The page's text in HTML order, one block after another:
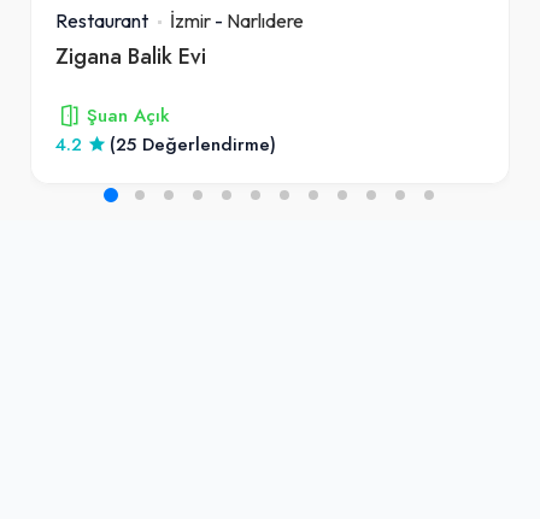
Restaurant İzmir - Narlıdere
Zigana Balik Evi
Şuan Açık
4.2
(25 Değerlendirme)